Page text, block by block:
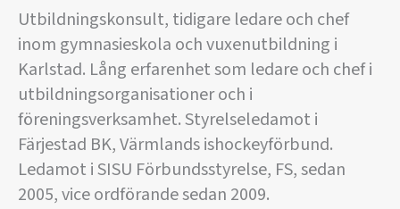
Utbildningskonsult, tidigare ledare och chef
inom gymnasieskola och vuxenutbildning i
Karlstad. Lång erfarenhet som ledare och chef i
utbildningsorganisationer och i
föreningsverksamhet. Styrelseledamot i
Färjestad BK, Värmlands ishockeyförbund.
Ledamot i SISU Förbundsstyrelse, FS, sedan
2005, vice ordförande sedan 2009.